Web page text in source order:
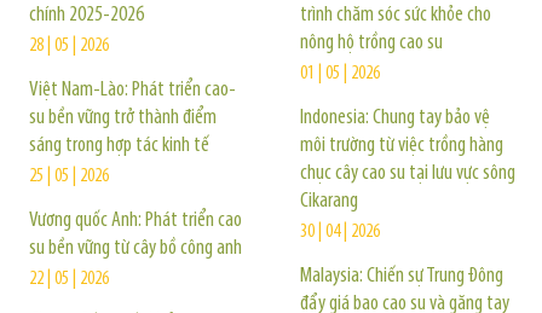
chính 2025-2026
28 | 05 | 2026
Việt Nam-Lào: Phát triển cao-
su bền vững trở thành điểm
sáng trong hợp tác kinh tế
25 | 05 | 2026
Vương quốc Anh: Phát triển cao
su bền vững từ cây bồ công anh
22 | 05 | 2026
trình chăm sóc sức khỏe cho
nông hộ trồng cao su
01 | 05 | 2026
Indonesia: Chung tay bảo vệ
môi trường từ việc trồng hàng
chục cây cao su tại lưu vực sông
Cikarang
30 | 04 | 2026
Malaysia: Chiến sự Trung Đông
đẩy giá bao cao su và găng tay